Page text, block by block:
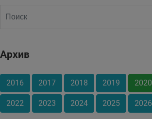
Архив
2016 2017 2018 2019 2020
2022 2023 2024 2025 2026